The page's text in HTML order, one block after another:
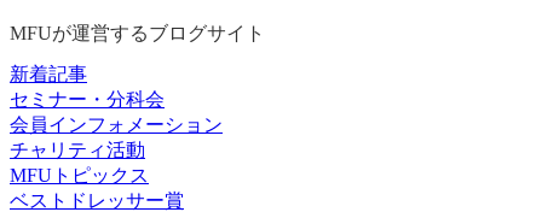
MFUが運営するブログサイト
新着記事
セミナー・分科会
会員インフォメーション
チャリティ活動
MFUトピックス
ベストドレッサー賞